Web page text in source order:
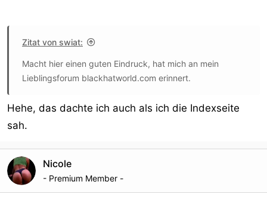
Zitat von swiat:
Macht hier einen guten Eindruck, hat mich an mein
Lieblingsforum blackhatworld.com erinnert.
Hehe, das dachte ich auch als ich die Indexseite
sah.
Nicole
- Premium Member -